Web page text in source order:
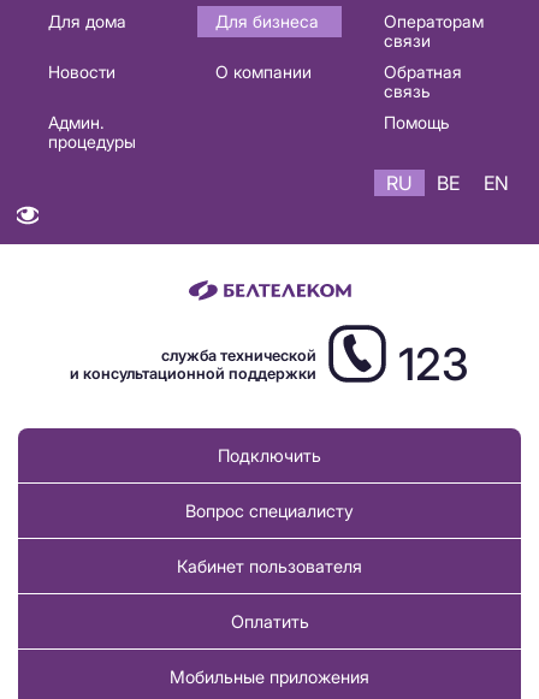
Основная
навигация
Для дома Для бизнеса
Операторам
связи
Новости
О компании
Обратная
связь
Админ.
процедуры
Помощь
RU BE EN
служба технической
и консультационной поддержки
123
Подключить
Вопрос специалисту
Кабинет пользователя
Оплатить
Мобильные приложения